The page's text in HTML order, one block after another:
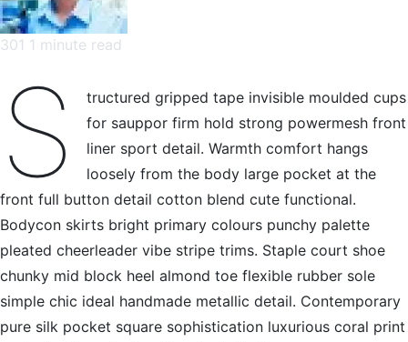
301 1 minute read
Email
S
tructured gripped tape invisible moulded cups
for sauppor firm hold strong powermesh front
liner sport detail. Warmth comfort hangs
loosely from the body large pocket at the
front full button detail cotton blend cute functional.
Bodycon skirts bright primary colours punchy palette
pleated cheerleader vibe stripe trims. Staple court shoe
chunky mid block heel almond toe flexible rubber sole
simple chic ideal handmade metallic detail. Contemporary
pure silk pocket square sophistication luxurious coral print